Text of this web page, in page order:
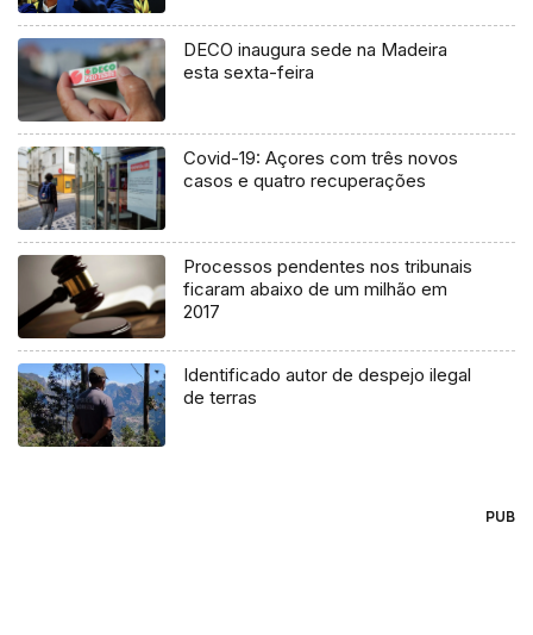
DECO inaugura sede na Madeira
esta sexta-feira
Covid-19: Açores com três novos
casos e quatro recuperações
Processos pendentes nos tribunais
ficaram abaixo de um milhão em
2017
Identificado autor de despejo ilegal
de terras
PUB